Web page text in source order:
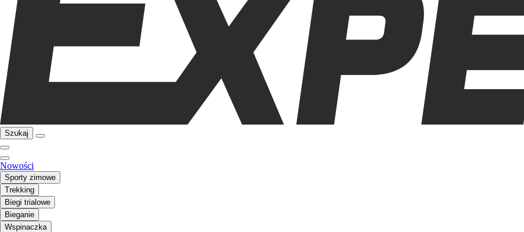
Szukaj
Nowości
Sporty zimowe
Trekking
Biegi trialowe
Bieganie
Wspinaczka